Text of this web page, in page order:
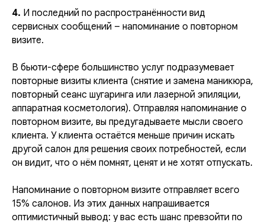
4. И последний по распространённости вид
сервисных сообщений – напоминание о повторном
визите.
В бьюти-сфере большинство услуг подразумевает
повторные визиты клиента (снятие и замена маникюра,
повторный сеанс шугаринга или лазерной эпиляции,
аппаратная косметология). Отправляя напоминание о
повторном визите, вы предугадываете мысли своего
клиента. У клиента остаётся меньше причин искать
другой салон для решения своих потребностей, если
он видит, что о нём помнят, ценят и не хотят отпускать.
Напоминание о повторном визите отправляет всего
15% салонов. Из этих данных напрашивается
оптимистичный вывод: у вас есть шанс превзойти по